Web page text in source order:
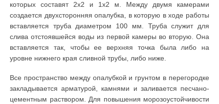
которых составят 2х2 и 1х2 м. Между двумя камерами
создается двухсторонняя опалубка, в которую в ходе работы
вставляется труба диаметром 100 мм. Труба служит для
слива отстоявшейся воды из первой камеры во вторую. Она
вставляется так, чтобы ее верхняя точка была либо на
уровне нижнего края сливной трубы, либо ниже.
Все пространство между опалубкой и грунтом в перегородке
закладывается арматурой, камнями и заливается песчано-
цементным раствором. Для повышения морозоустойчивости